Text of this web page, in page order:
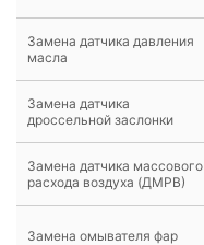
Замена датчика давления
масла
Замена датчика
дроссельной заслонки
Замена датчика массового
расхода воздуха (ДМРВ)
Замена омывателя фар